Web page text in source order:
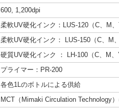
600, 1,200dpi
柔軟UV硬化インク：LUS-120（C、M
柔軟UV硬化インク： LUS-150（C、
硬質UV硬化インク ： LH-100（C、M、
プライマー：PR-200
各色1Lのボトルによる供給
MCT（Mimaki Circulation Technology